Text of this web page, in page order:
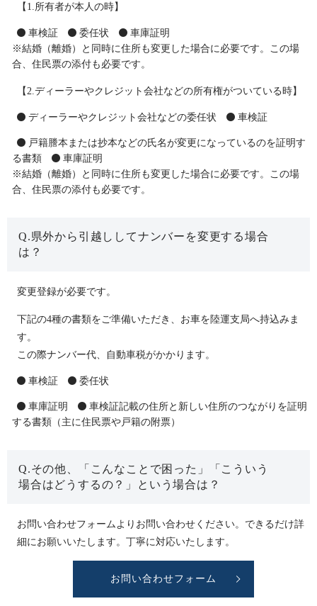
【1.所有者が本人の時】
車検証 委任状
車庫証明
※結婚（離婚）と同時に住所も変更した場合に必要です。この場
合、住民票の添付も必要です。
【2.ディーラーやクレジット会社などの所有権がついている時】
ディーラーやクレジット会社などの委任状 車検証
戸籍謄本または抄本などの氏名が変更になっているのを証明す
る書類
車庫証明
※結婚（離婚）と同時に住所も変更した場合に必要です。この場
合、住民票の添付も必要です。
Q.県外から引越ししてナンバーを変更する場合
は？
変更登録が必要です。
下記の4種の書類をご準備いただき、お車を陸運支局へ持込みま
す。
この際ナンバー代、自動車税がかかります。
車検証 委任状
車庫証明
車検証記載の住所と新しい住所のつながりを証明
する書類（主に住民票や戸籍の附票）
Q.その他、「こんなことで困った」「こういう
場合はどうするの？」という場合は？
お問い合わせフォームよりお問い合わせください。できるだけ詳
細にお願いいたします。丁寧に対応いたします。
お問い合わせフォーム